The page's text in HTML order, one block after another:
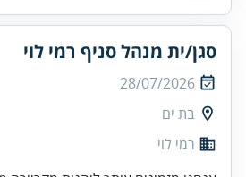
סגן/ית מנהל סניף רמי לוי
28/07/2026
בת ים
רמי לוי